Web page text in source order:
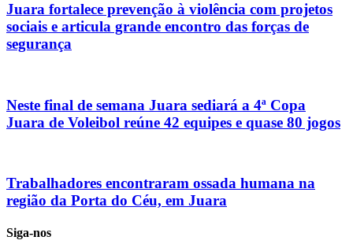
Juara fortalece prevenção à violência com projetos
sociais e articula grande encontro das forças de
segurança
Neste final de semana Juara sediará a 4ª Copa
Juara de Voleibol reúne 42 equipes e quase 80 jogos
Trabalhadores encontraram ossada humana na
região da Porta do Céu, em Juara
Siga-nos